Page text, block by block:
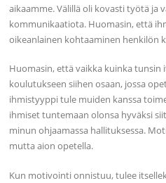
aikaamme. Välillä oli kovasti työtä ja
kommunikaatiota. Huomasin, että
oikeanlainen kohtaaminen henkilön
Huomasin, että vaikka kuinka
koulutukseen siihen osaan, jossa
ihmistyyppi tule muiden kanssa
ihmiset tuntemaan olonsa hyväksi
minun ohjaamassa hallituksessa.
mutta aion opetella.
Kun motivointi onnistuu, tulee